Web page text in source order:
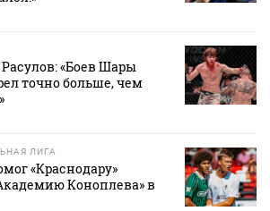
«Боев Шары
точно больше, чем
ЛИГА
«Краснодару»
Коноплева» в